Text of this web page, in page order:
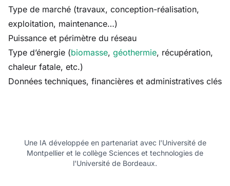
Type de marché (travaux, conception-réalisation,
exploitation, maintenance…)
Puissance et périmètre du réseau
Type d’énergie (biomasse, géothermie, récupération,
chaleur fatale, etc.)
Données techniques, financières et administratives clés
Une IA développée en partenariat avec l'Université de
Montpellier et le collège Sciences et technologies de
l'Université de Bordeaux.